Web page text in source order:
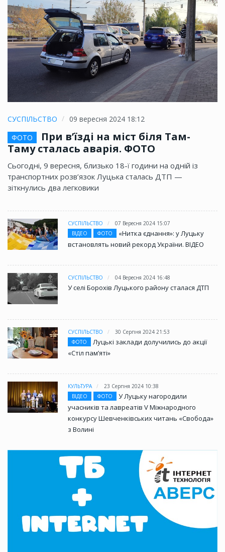
СУСПІЛЬСТВО
09 вересня 2024 18:12
ФОТО
При в’їзді на міст біля Там-
Таму сталась аварія. ФОТО
Сьогодні, 9 вересня, близько 18-ї години на одній із
транспортних розв’язок Луцька сталась ДТП —
зіткнулись два легковики
СУСПІЛЬСТВО
07 Вересня 2024 15:07
ВІДЕО
ФОТО
«Нитка єднання»: у Луцьку
встановлять новий рекорд України. ВІДЕО
СУСПІЛЬСТВО 04 Вересня 2024 16:48
У селі Борохів Луцького району сталася ДТП
СУСПІЛЬСТВО
30 Серпня 2024 21:53
ФОТО
Луцькі заклади долучились до акції
«Стіл памʼяті»
КУЛЬТУРА
23 Серпня 2024 10:38
ВІДЕО
ФОТО
У Луцьку нагородили
учасників та лавреатів V Міжнародного
конкурсу Шевченківських читань «Свобода»
з Волині